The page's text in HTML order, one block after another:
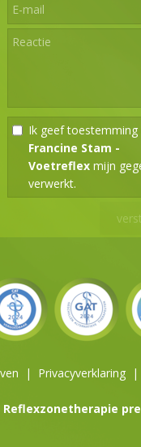
Ik geef toestemming
Francine Stam -
Voetreflexmijn
verwerkt.
| Privacyverklaring|
Reflexzonetherapie